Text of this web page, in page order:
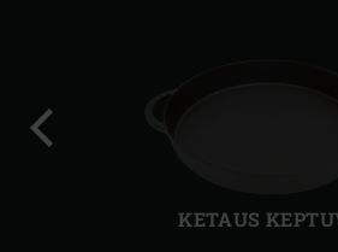
KETAUS